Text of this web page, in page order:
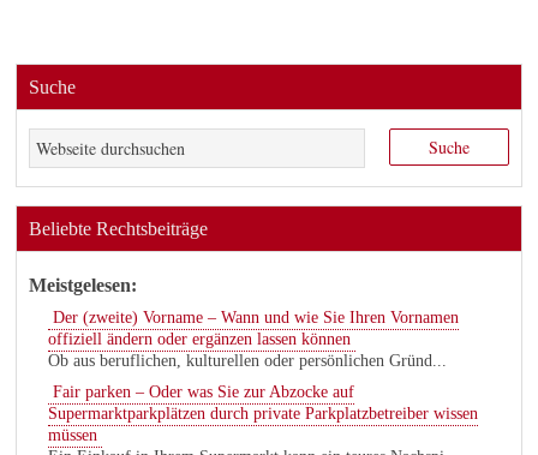
Suche
Beliebte Rechtsbeiträge
Meistgelesen:
Der (zweite) Vorname – Wann und wie Sie Ihren Vornamen
offiziell ändern oder ergänzen lassen können
Ob aus beruflichen, kulturellen oder persönlichen Gründ...
Fair parken – Oder was Sie zur Abzocke auf
Supermarktparkplätzen durch private Parkplatzbetreiber wissen
müssen